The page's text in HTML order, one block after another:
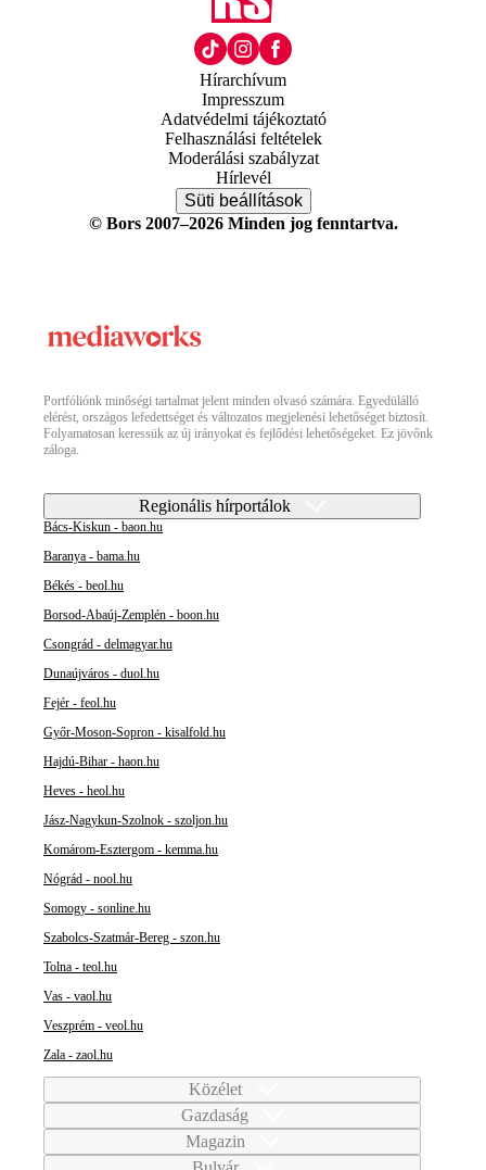
Hírarchívum
Impresszum
Adatvédelmi tájékoztató
Felhasználási feltételek
Moderálási szabályzat
Hírlevél
Süti beállítások
© Bors 2007–2026 Minden jog fenntartva.
Portfóliónk minőségi tartalmat jelent minden olvasó számára. Egyedülálló
elérést, országos lefedettséget és változatos megjelenési lehetőséget biztosít.
Folyamatosan keressük az új irányokat és fejlődési lehetőségeket. Ez jövőnk
záloga.
Regionális hírportálok
Bács-Kiskun - baon.hu
Baranya - bama.hu
Békés - beol.hu
Borsod-Abaúj-Zemplén - boon.hu
Csongrád - delmagyar.hu
Dunaújváros - duol.hu
Fejér - feol.hu
Győr-Moson-Sopron - kisalfold.hu
Hajdú-Bihar - haon.hu
Heves - heol.hu
Jász-Nagykun-Szolnok - szoljon.hu
Komárom-Esztergom - kemma.hu
Nógrád - nool.hu
Somogy - sonline.hu
Szabolcs-Szatmár-Bereg - szon.hu
Tolna - teol.hu
Vas - vaol.hu
Veszprém - veol.hu
Zala - zaol.hu
Közélet
Gazdaság
Magazin